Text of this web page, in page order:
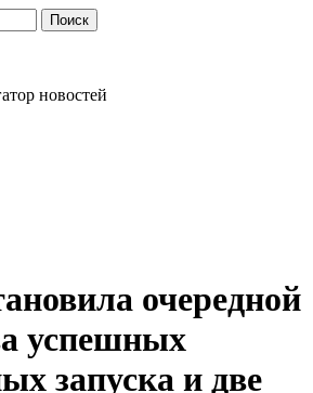
новостей
очередной
успешных
запуска и две